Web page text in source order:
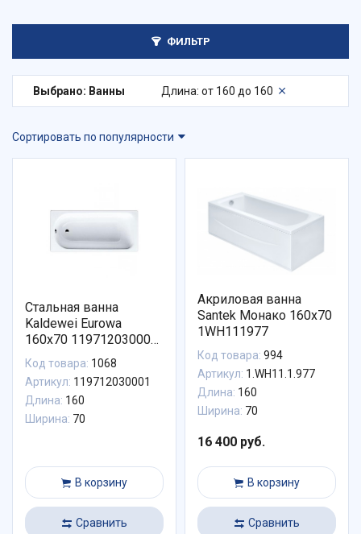
ФИЛЬТР
Выбрано: Ванны Длина: от 160 до 160
Сортировать по популярности
Стальная ванна
Kaldewei Eurowa
160x70 119712030001
mod. 311-1
Код товара: 1068
Артикул: 119712030001
Длина: 160
Ширина: 70
В корзину
Сравнить
Акриловая ванна
Santek Монако 160х70
1WH111977
Код товара: 994
Артикул: 1.WH11.1.977
Длина: 160
Ширина: 70
16 400 руб.
В корзину
Сравнить